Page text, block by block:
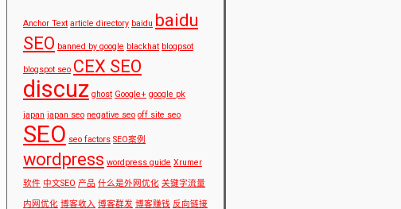
Anchor Text article directory baidu baidu
SEO banned by google blackhat blogpsot
blogspot seo CEX SEO
discuz ghost Google+ google pk
japan japan seo negative seo off site seo
SEO seo factors SEO案例
wordpress wordpress guide Xrumer
软件 中文SEO 产品 什么是外网优化 关键字流量
内网优化 博客收入 博客群发 博客赚钱 反向链接